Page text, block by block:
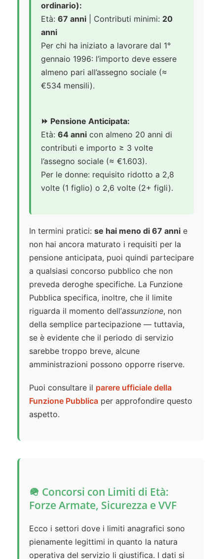
ordinario):
Età: 67 anni | Contributi minimi: 20
anni
Per chi ha iniziato a lavorare dal 1°
gennaio 1996: l’importo deve essere
almeno pari all’assegno sociale (≈
€534 mensili).
⏩ Pensione Anticipata:
Età: 64 anni con almeno 20 anni di
contributi e importo ≥ 3 volte
l’assegno sociale (≈ €1.603).
Per le donne: requisito ridotto a 2,8
volte (1 figlio) o 2,6 volte (2+ figli).
In termini pratici: se hai meno di 67 anni e
non hai ancora maturato i requisiti per la
pensione anticipata, puoi quindi partecipare
a qualsiasi concorso pubblico che non
preveda deroghe specifiche. La Funzione
Pubblica specifica, inoltre, che il limite
riguarda il momento dell’assunzione, non
della semplice partecipazione — tuttavia,
se è evidente che il periodo di servizio
sarebbe troppo breve, alcune
amministrazioni possono opporre riserve.
Puoi consultare il parere ufficiale della
Funzione Pubblica per approfondire questo
aspetto.
🪖 Concorsi con Limiti di Età:
Forze Armate, Sicurezza e VVF
Ecco i settori dove i limiti anagrafici sono
pienamente legittimi in quanto la natura
operativa del servizio li giustifica. I dati si